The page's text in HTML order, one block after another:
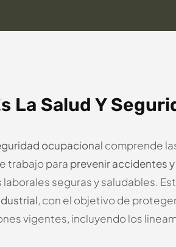
La Salud Y
ocupacional comprende
trabajo para prevenir accidentes
seguras y saludables.
, con el objetivo de
vigentes, incluyendo los